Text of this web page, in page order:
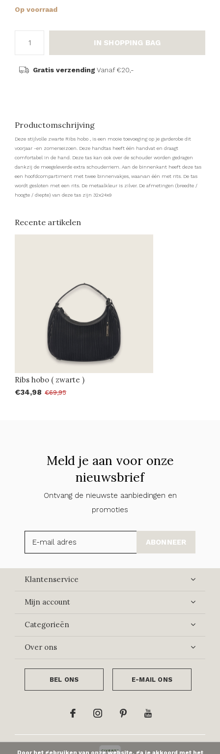
Op voorraad
IN SHOPPING BAG
Gratis verzending Vanaf €20,-
Productomschrijving
Deze stijlvolle zwarte Ribs hobo , is een mooie toevoeging op je garderobe dit
voorjaar -en zomerseizoen. Deze handtas heeft één handvat en draagt
comfortabel in de hand. Deze tas kan ook over de schouder worden gedragen
dankzij de meegeleverde extra schouderriem. Aan de binnenkant heeft deze tas
een hoofdcompartiment met twee binnenvakjes, waarvan één met rits. De tas
wordt gesloten met een rits. De metaalkleur is zilver. De afmetingen (breedte /
hoogte / diepte) van deze tas zijn 32x24x9
Recente artikelen
Ribs hobo ( zwarte )
€34,98 €69,95
Meld je aan voor onze
nieuwsbrief
Ontvang de nieuwste aanbiedingen en
promoties
ABONNEER
Klantenservice
Mijn account
Categorieën
Over ons
BEL ONS E-MAIL ONS
Door het gebruiken van onze website, ga je akkoord met het